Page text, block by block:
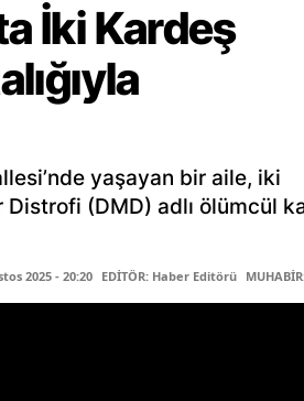
İki Kardeş
yaşayan bir aile, iki
Distrofi (DMD) adlı ölümcül
2025 - 20:20 EDİTÖR: Haber Editörü